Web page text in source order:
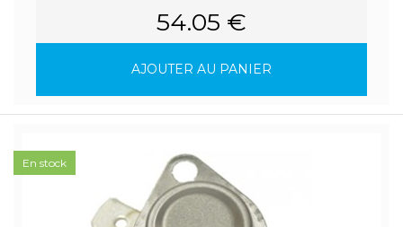
54.05 €
AJOUTER AU PANIER
En stock